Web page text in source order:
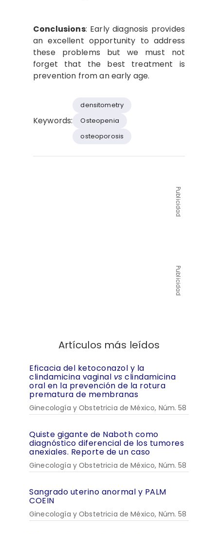
Conclusions: Early diagnosis provides
an excellent opportunity to address
these problems but we must not
forget that the best treatment is
prevention from an early age.
Keywords:
densitometry
Osteopenia
osteoporosis
Publicidad
Publicidad
Artículos más leídos
Eficacia del ketoconazol y la
clindamicina vaginal vs clindamicina
oral en la prevención de la rotura
prematura de membranas
Ginecología y Obstetricia de México, Núm. 58
Quiste gigante de Naboth como
diagnóstico diferencial de los tumores
anexiales. Reporte de un caso
Ginecología y Obstetricia de México, Núm. 58
Sangrado uterino anormal y PALM
COEIN
Ginecología y Obstetricia de México, Núm. 58